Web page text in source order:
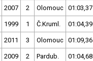
2007 2 Olomouc 01:03,37
1999 1 Č.Kruml. 01:04,39
2011 3 Olomouc 01:09,36
2009 2 Pardub. 01:04,68